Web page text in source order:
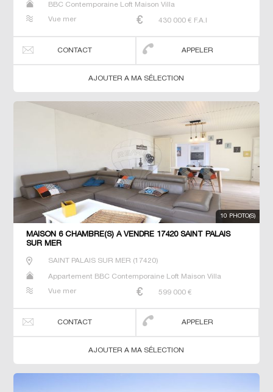
BBC Contemporaine Loft Maison Villa
Vue mer 430 000 € F.A.I
CONTACT APPELER
AJOUTER A MA SÉLECTION
10 PHOTO(S)
MAISON 6 CHAMBRE(S) À VENDRE 17420 SAINT PALAIS
SUR MER
SAINT PALAIS SUR MER (17420)
Appartement BBC Contemporaine Loft Maison Villa
Vue mer 599 000 €
CONTACT APPELER
AJOUTER A MA SÉLECTION